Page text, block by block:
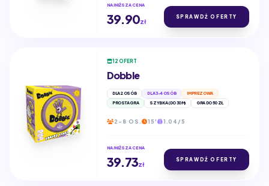
NAJNIŻSZA CENA
39.90zł
SPRAWDŹ OFERTY
12 OFERT
Dobble
DLA 2 OSÓB DLA 3-4 OSÓB
IMPREZOWA
PROSTA GRA
SZYBKA (DO 30M) GRA DO 50 ZŁ
2-8 OS. 15' 1.04/5
NAJNIŻSZA CENA
39.73zł
SPRAWDŹ OFERTY